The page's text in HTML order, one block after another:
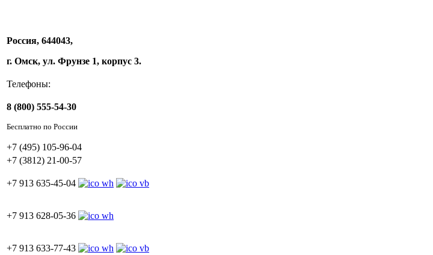
Россия, 644043,
г. Омск, ул. Фрунзе 1, корпус 3.
Телефоны:
8 (800) 555-54-30
Бесплатно по России
+7 (495) 105-96-04
+7 (3812) 21-00-57
+7 913 635-45-04
+7 913 628-05-36
+7 913 633-77-43